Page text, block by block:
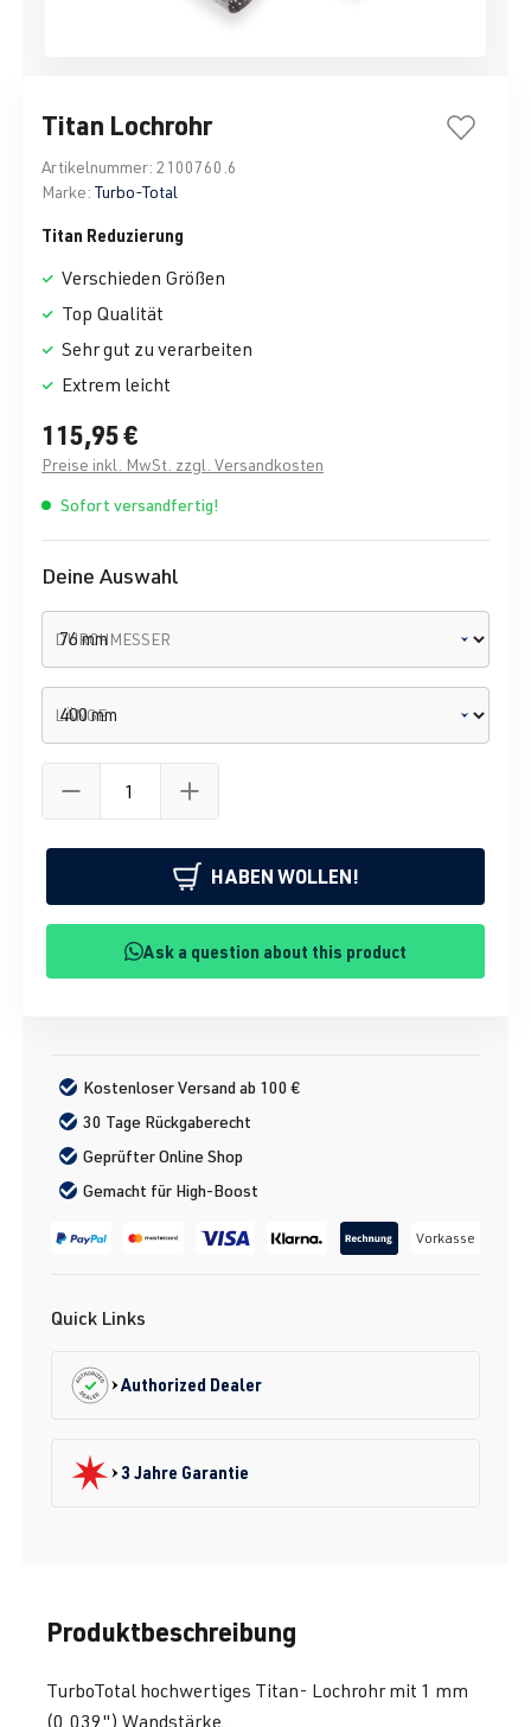
Titan Lochrohr
Artikelnummer: 2100760.6
Marke: Turbo-Total
Titan Reduzierung
Verschieden Größen
Top Qualität
Sehr gut zu verarbeiten
Extrem leicht
115,95 €
Preise inkl. MwSt. zzgl. Versandkosten
Sofort versandfertig!
Deine Auswahl
DURCHMESSER
LÄNGE
HABEN WOLLEN!
Ask a question about this product
Kostenloser Versand ab 100 €
30 Tage Rückgaberecht
Geprüfter Online Shop
Gemacht für High-Boost
Vorkasse
Quick Links
Authorized Dealer
3 Jahre Garantie
Produktbeschreibung
TurboTotal hochwertiges Titan- Lochrohr mit 1 mm
(0,039") Wandstärke.